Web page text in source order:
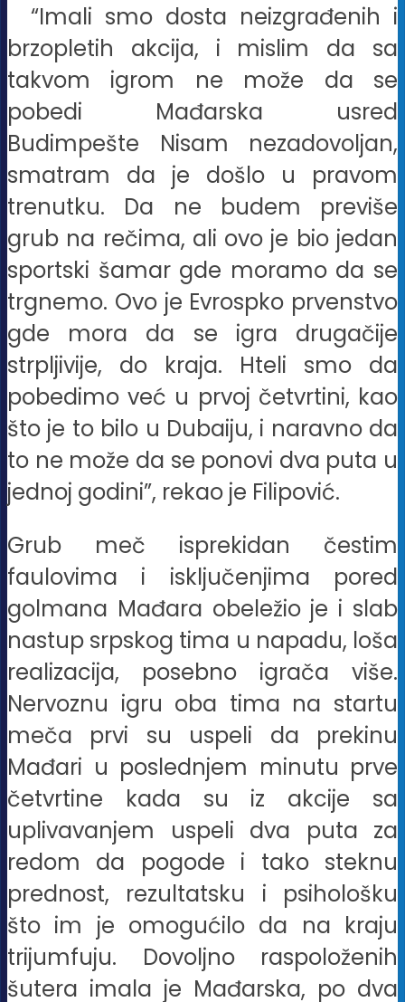
“Imali smo dosta neizgrađenih i
brzopletih akcija, i mislim da sa
takvom igrom ne može da se
pobedi Mađarska usred
Budimpešte Nisam nezadovoljan,
smatram da je došlo u pravom
trenutku. Da ne budem previše
grub na rečima, ali ovo je bio jedan
sportski šamar gde moramo da se
trgnemo. Ovo je Evrospko prvenstvo
gde mora da se igra drugačije
strpljivije, do kraja. Hteli smo da
pobedimo već u prvoj četvrtini, kao
što je to bilo u Dubaiju, i naravno da
to ne može da se ponovi dva puta u
jednoj godini”, rekao je Filipović.
Grub meč isprekidan čestim
faulovima i isključenjima pored
golmana Mađara obeležio je i slab
nastup srpskog tima u napadu, loša
realizacija, posebno igrača više.
Nervoznu igru oba tima na startu
meča prvi su uspeli da prekinu
Mađari u poslednjem minutu prve
četvrtine kada su iz akcije sa
uplivavanjem uspeli dva puta za
redom da pogode i tako steknu
prednost, rezultatsku i psihološku
što im je omogućilo da na kraju
trijumfuju. Dovoljno raspoloženih
šutera imala je Mađarska, po dva